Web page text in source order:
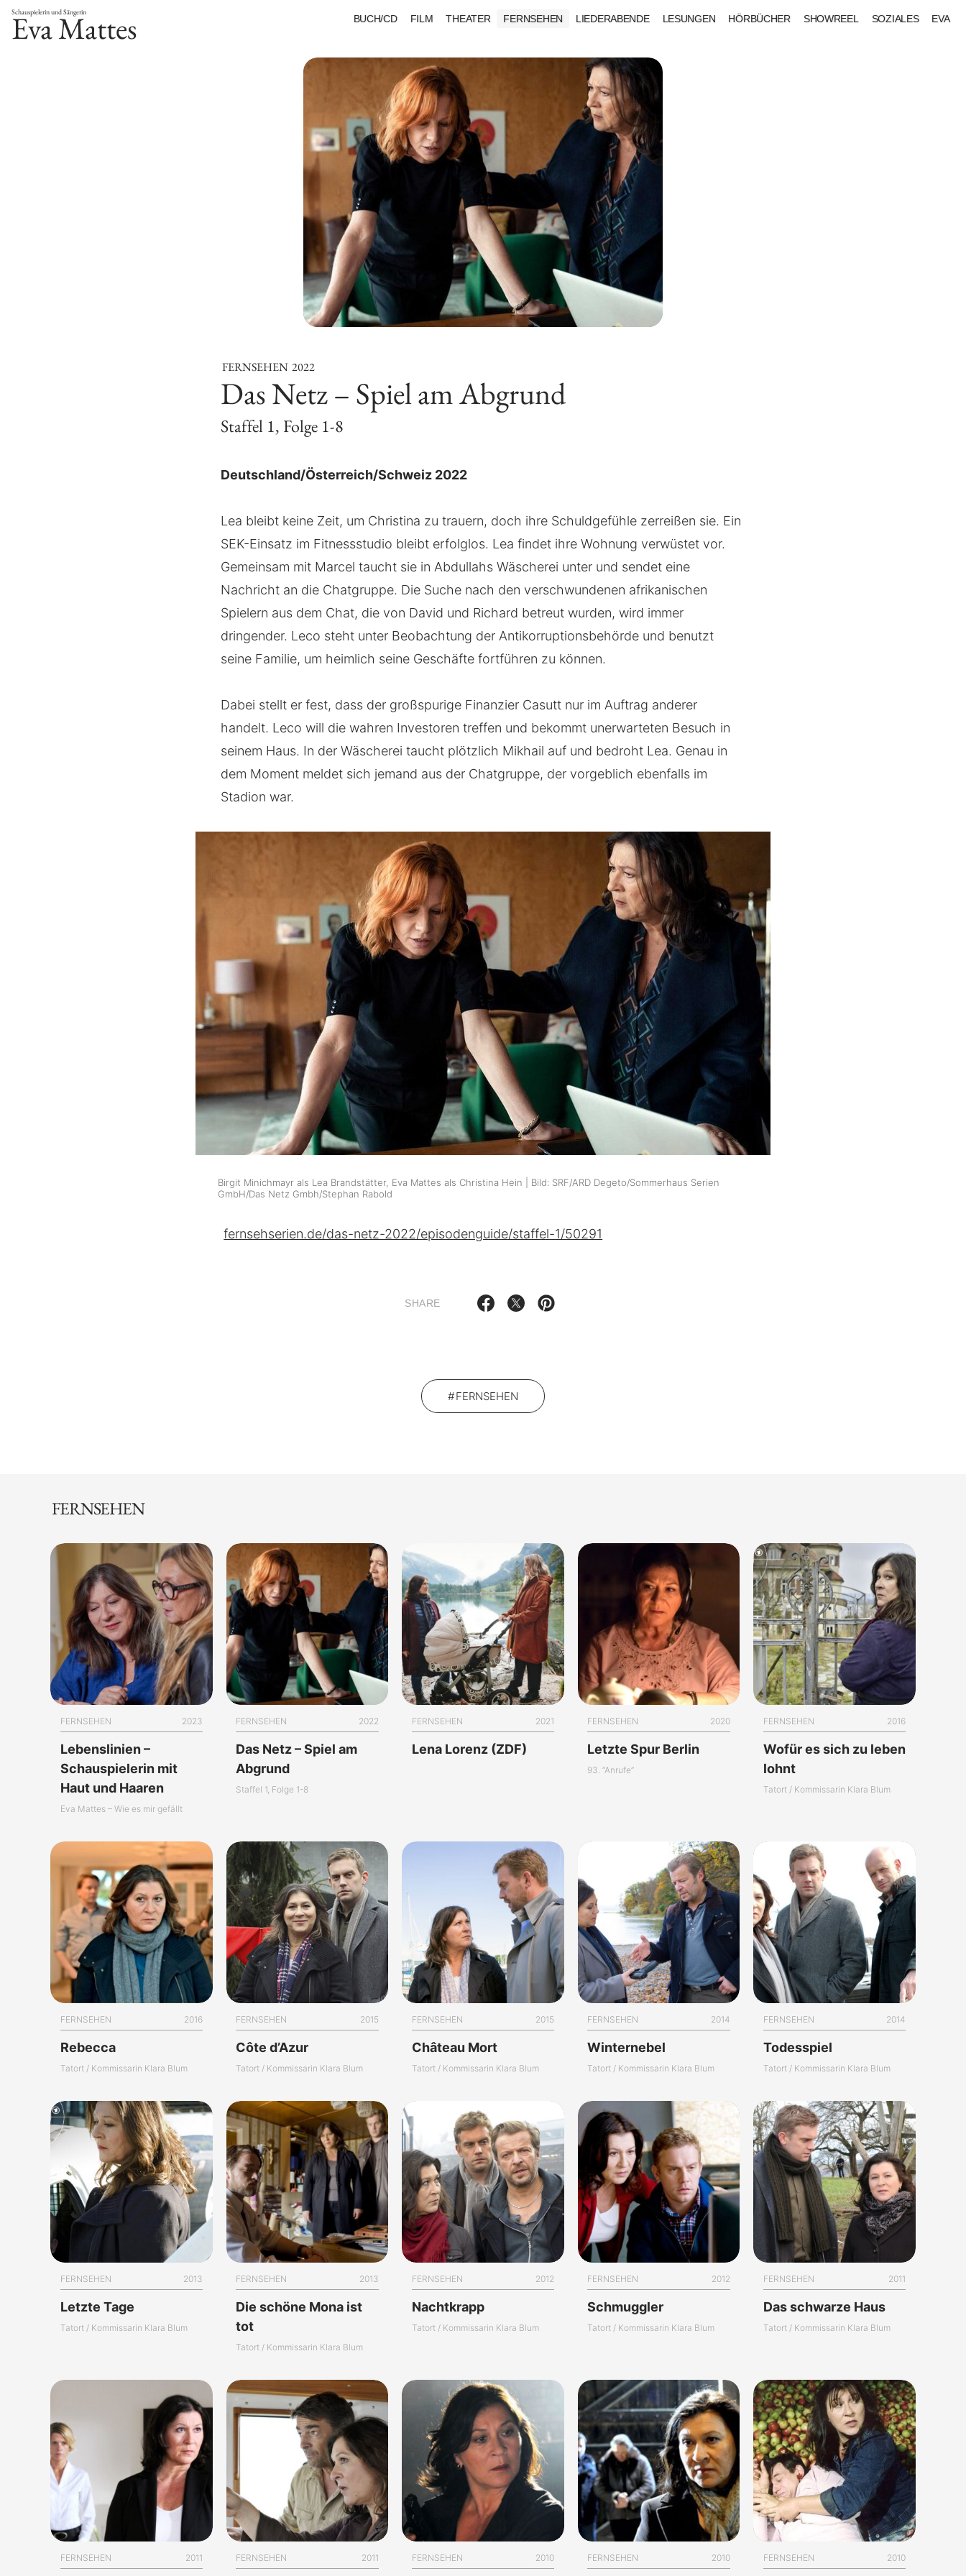
Schauspielerin und Sängerin
Eva Mattes BUCH/CD FILM THEATER FERNSEHEN LIEDERABENDE LESUNGEN HÖRBÜCHER SHOWREEL SOZIALES EVA
FERNSEHEN 2022
Das Netz – Spiel am Abgrund
Staffel 1, Folge 1-8
Deutschland/Österreich/Schweiz 2022
Lea bleibt keine Zeit, um Christina zu trauern, doch ihre Schuldgefühle zerreißen sie. Ein
SEK-Einsatz im Fitnessstudio bleibt erfolglos. Lea findet ihre Wohnung verwüstet vor.
Gemeinsam mit Marcel taucht sie in Abdullahs Wäscherei unter und sendet eine
Nachricht an die Chatgruppe. Die Suche nach den verschwundenen afrikanischen
Spielern aus dem Chat, die von David und Richard betreut wurden, wird immer
dringender. Leco steht unter Beobachtung der Antikorruptionsbehörde und benutzt
seine Familie, um heimlich seine Geschäfte fortführen zu können.
Dabei stellt er fest, dass der großspurige Finanzier Casutt nur im Auftrag anderer
handelt. Leco will die wahren Investoren treffen und bekommt unerwarteten Besuch in
seinem Haus. In der Wäscherei taucht plötzlich Mikhail auf und bedroht Lea. Genau in
dem Moment meldet sich jemand aus der Chatgruppe, der vorgeblich ebenfalls im
Stadion war.
Birgit Minichmayr als Lea Brandstätter, Eva Mattes als Christina Hein | Bild: SRF/ARD Degeto/Sommerhaus Serien
GmbH/Das Netz Gmbh/Stephan Rabold
fernsehserien.de/das-netz-2022/episodenguide/staffel-1/50291
SHARE
FERNSEHEN
FERNSEHEN
FERNSEHEN 2023
Lebenslinien –
Schauspielerin mit
Haut und Haaren
Eva Mattes – Wie es mir gefällt
FERNSEHEN 2022
Das Netz – Spiel am
Abgrund
Staffel 1, Folge 1-8
FERNSEHEN 2021
Lena Lorenz (ZDF)
FERNSEHEN 2020
Letzte Spur Berlin
93. “Anrufe”
FERNSEHEN 2016
Wofür es sich zu leben
lohnt
Tatort / Kommissarin Klara Blum
FERNSEHEN 2016
Rebecca
Tatort / Kommissarin Klara Blum
FERNSEHEN 2015
Côte d’Azur
Tatort / Kommissarin Klara Blum
FERNSEHEN 2015
Château Mort
Tatort / Kommissarin Klara Blum
FERNSEHEN 2014
Winternebel
Tatort / Kommissarin Klara Blum
FERNSEHEN 2014
Todesspiel
Tatort / Kommissarin Klara Blum
FERNSEHEN 2013
Letzte Tage
Tatort / Kommissarin Klara Blum
FERNSEHEN 2013
Die schöne Mona ist
tot
Tatort / Kommissarin Klara Blum
FERNSEHEN 2012
Nachtkrapp
Tatort / Kommissarin Klara Blum
FERNSEHEN 2012
Schmuggler
Tatort / Kommissarin Klara Blum
FERNSEHEN 2011
Das schwarze Haus
Tatort / Kommissarin Klara Blum
FERNSEHEN 2011 FERNSEHEN 2011 FERNSEHEN 2010 FERNSEHEN 2010 FERNSEHEN 2010